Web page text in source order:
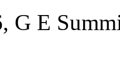
G E